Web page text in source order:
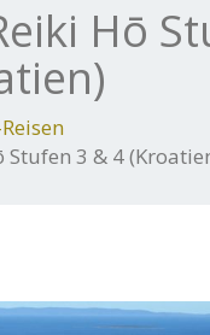
Hō
Stufen 3 & 4